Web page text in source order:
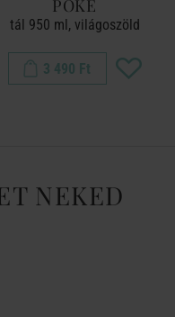
POKE
tál 950 ml, világoszöld
3 490 Ft
NEKED